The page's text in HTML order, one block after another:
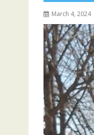
March 4, 2024